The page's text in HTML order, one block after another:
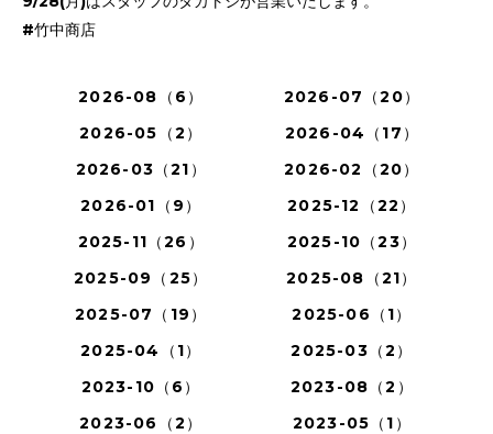
#竹中商店
2026-08（6）
2026-07（20）
2026-05（2）
2026-04（17）
2026-03（21）
2026-02（20）
2026-01（9）
2025-12（22）
2025-11（26）
2025-10（23）
2025-09（25）
2025-08（21）
2025-07（19）
2025-06（1）
2025-04（1）
2025-03（2）
2023-10（6）
2023-08（2）
2023-06（2）
2023-05（1）